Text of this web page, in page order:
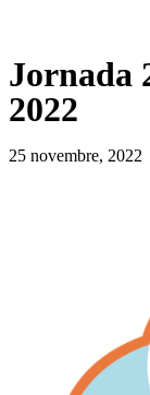
Jornada
2022
25 novembre, 2022